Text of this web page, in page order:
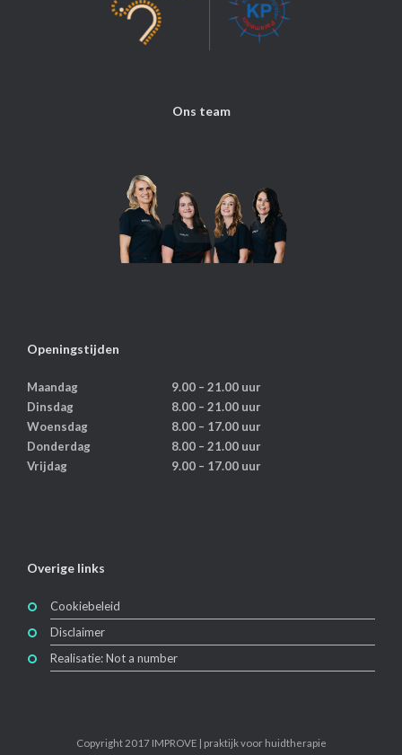
Ons team
Openingstijden
Maandag
9.00 – 21.00 uur
Dinsdag
8.00 – 21.00 uur
Woensdag
8.00 – 17.00 uur
Donderdag
8.00 – 21.00 uur
Vrijdag
9.00 – 17.00 uur
Overige links
Cookiebeleid
Disclaimer
Realisatie: Not a number
Copyright 2017 IMPROVE | praktijk voor huidtherapie